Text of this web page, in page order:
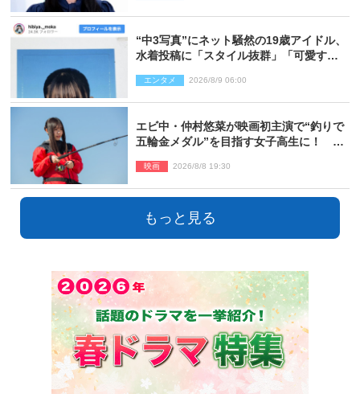
“中3写真”にネット騒然の19歳アイドル、
水着投稿に「スタイル抜群」「可愛すぎ
エンタメ 2026/8/9 06:00
エビ中・仲村悠菜が映画初主演で“釣りで
五輪金メダル”を目指す女子高生に！ 映
映画 2026/8/8 19:30
もっと見る